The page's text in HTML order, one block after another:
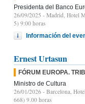
Presidenta del Banco
26/09/2025 - Madrid, Hotel
5) 9:00 horas
Información del
Ernest Urtasun
FÓRUM EUROPA.
Ministro de Cultura
26/01/2026 - Barcelona,
668) 9.00 horas